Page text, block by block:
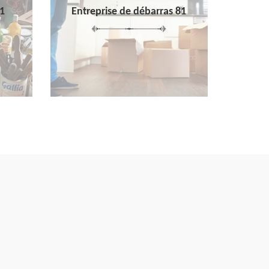
Entreprise de débarras 81